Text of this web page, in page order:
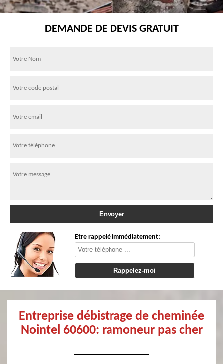
DEMANDE DE DEVIS GRATUIT
Etre rappelé immédiatement:
Entreprise débistrage de cheminée
Nointel 60600: ramoneur pas cher